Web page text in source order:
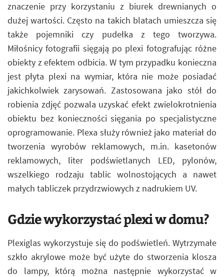
znaczenie przy korzystaniu z biurek drewnianych o
dużej wartości. Często na takich blatach umieszcza się
także pojemniki czy pudełka z tego tworzywa.
Miłośnicy fotografii sięgają po plexi fotografując różne
obiekty z efektem odbicia. W tym przypadku konieczna
jest płyta plexi na wymiar, która nie może posiadać
jakichkolwiek zarysowań. Zastosowana jako stół do
robienia zdjęć pozwala uzyskać efekt zwielokrotnienia
obiektu bez konieczności sięgania po specjalistyczne
oprogramowanie. Plexa służy również jako materiał do
tworzenia wyrobów reklamowych, m.in. kasetonów
reklamowych, liter podświetlanych LED, pylonów,
wszelkiego rodzaju tablic wolnostojących a nawet
małych tabliczek przydrzwiowych z nadrukiem UV.
Gdzie wykorzystać plexi w domu?
Plexiglas wykorzystuje się do podświetleń. Wytrzymałe
szkło akrylowe może być użyte do stworzenia klosza
do lampy, którą można następnie wykorzystać w